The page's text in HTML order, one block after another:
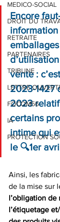
MEDICO-SOCIAL
DROIT DU
RETRAITE
PARTENAIRES
TRIBUNE
LETTRE
FOCOM56
IA
PROTECTION
Encore
vente :
2023-1427
2023
certains
intime qui
le 🔍1er
Ainsi, les
de la mise sur
l’obligation
l’étiquetage